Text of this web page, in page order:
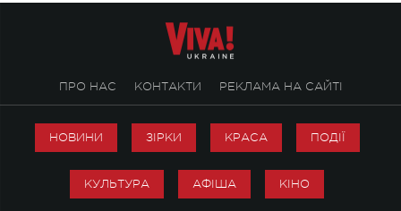
ПРО НАС КОНТАКТИ РЕКЛАМА НА САЙТІ
НОВИНИ ЗІРКИ КРАСА ПОДІЇ
КУЛЬТУРА АФІША КІНО